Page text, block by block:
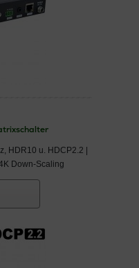
HDR10 u. HDCP2.2 |
Down-Scaling